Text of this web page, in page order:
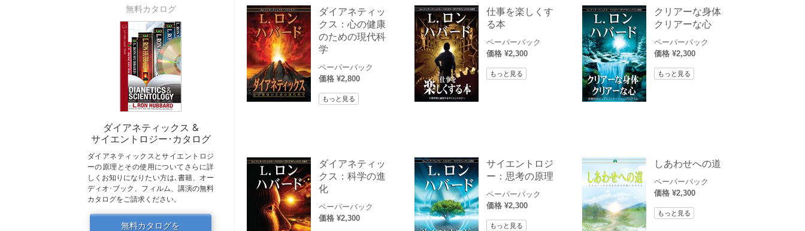
抑圧の原因
調査
組織化の基礎
広報活動の基礎
ターゲットとゴール
ダイアネティッ
クス：心の健康
のための現代科
学
ペーパーバック
価格 ¥2,800
もっと見る
仕事を楽しくす
る本
ペーパーバック
価格 ¥2,300
もっと見る
クリアーな身体
クリアーな心
ペーパーバック
価格 ¥2,300
もっと見る
ダイアネティッ
クス：科学の進
化
ペーパーバック
価格 ¥2,300
サイエントロジ
ー：思考の原理
ペーパーバック
価格 ¥2,300
もっと見る
しあわせへの道
ペーパーバック
価格 ¥2,300
もっと見る
無料カタログ
ダイアネティックス &
サイエントロジー･カタログ
ダイアネティックスとサイエントロジ
ーの原理とその使用についてさらに詳
しくお知りになりたい方は､書籍、オー
ディオ･ブック、フィルム、講演の無料
カタログをご請求ください。
無料カタログを